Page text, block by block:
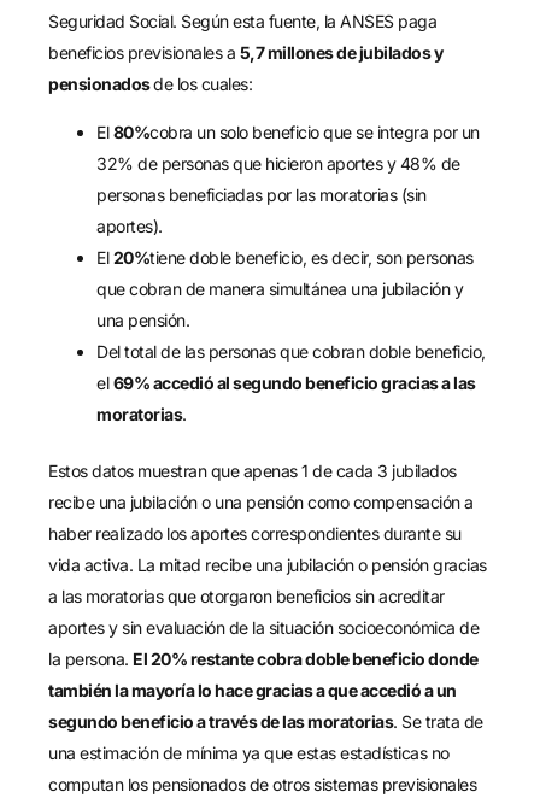
Seguridad Social. Según esta fuente, la ANSES paga
beneficios previsionales a 5,7 millones de jubilados y
pensionadosde los cuales:
El80%cobra un solo beneficio que se integra por un
32% de personas que hicieron aportes y 48% de
personas beneficiadas por las moratorias (sin
aportes).
El20%tiene doble beneficio, es decir, son personas
que cobran de manera simultánea una jubilación y
una pensión.
Del total de las personas que cobran doble beneficio,
el69% accedió al segundo beneficio gracias a las
moratorias.
Estos datos muestran que apenas 1 de cada 3 jubilados
recibe una jubilación o una pensión como compensación a
haber realizado los aportes correspondientes durante su
vida activa. La mitad recibe una jubilación o pensión gracias
a las moratorias que otorgaron beneficios sin acreditar
aportes y sin evaluación de la situación socioeconómica de
la persona. El 20% restante cobra doble beneficio donde
también la mayoría lo hace gracias a que accedió a un
segundo beneficio a través de las moratorias. Se trata de
una estimación de mínima ya que estas estadísticas no
computan los pensionados de otros sistemas previsionales